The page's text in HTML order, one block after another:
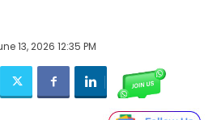
13, 2026 12:35 PM